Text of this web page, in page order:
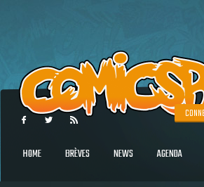
HOME BRÈVES NEWS AGENDA